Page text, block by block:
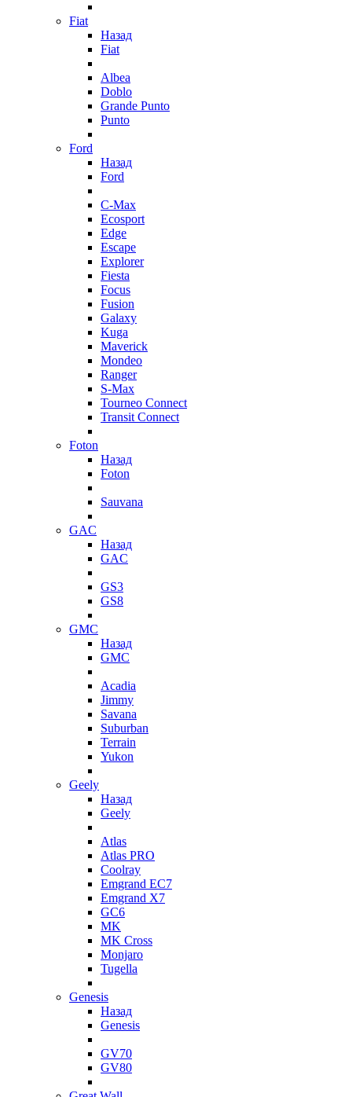
Fiat
Назад
Fiat
Albea
Doblo
Grande Punto
Punto
Ford
Назад
Ford
C-Max
Ecosport
Edge
Escape
Explorer
Fiesta
Focus
Fusion
Galaxy
Kuga
Maverick
Mondeo
Ranger
S-Max
Tourneo Connect
Transit Connect
Foton
Назад
Foton
Sauvana
GAC
Назад
GAC
GS3
GS8
GMC
Назад
GMC
Acadia
Jimmy
Savana
Suburban
Terrain
Yukon
Geely
Назад
Geely
Atlas
Atlas PRO
Coolray
Emgrand EC7
Emgrand X7
GC6
MK
MK Cross
Monjaro
Tugella
Genesis
Назад
Genesis
GV70
GV80